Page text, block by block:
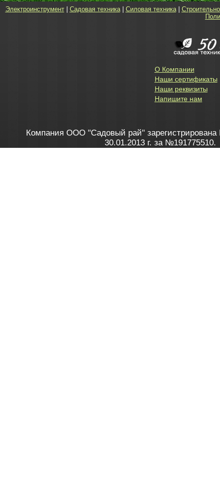
Электроинструмент| Садовая техника| Силовая техника|
О Компании
Наши сертификаты
Наши реквизиты
Напишите нам
Компания ООО "Садовый рай" зарегистрирована
30.01.2013 г. за №191775510.